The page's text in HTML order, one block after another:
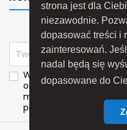
strona jest dla
niezawodnie.
dopasować treści i
zainteresowań.
nadal będą się
dopasowane do
Wyrażam zgodę na
osobowych przez
marketingu
produktów i usług.